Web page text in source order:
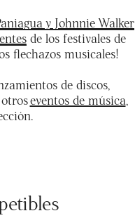
y Johnnie Walker
de los festivales de
flechazos musicales!
de discos,
eventos de música,